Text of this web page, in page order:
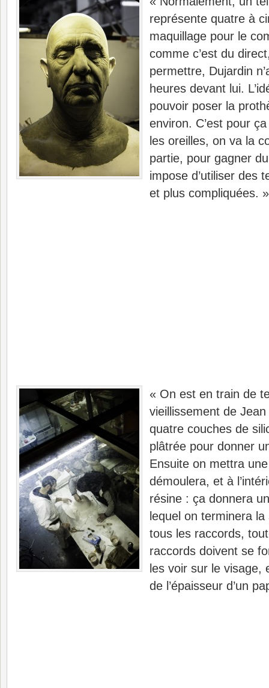
représente quatre à
maquillage pour le
comme c’est du
permettre, Dujardin
heures devant lui.
pouvoir poser la
environ. C’est pour
les oreilles, on va la
partie, pour gagner
impose d’utiliser des
et plus compliquées. »
« On est en train de
vieillissement de
quatre couches de
plâtrée pour donner
Ensuite on mettra
démoulera, et à
résine : ça donnera
lequel on terminera
tous les raccords,
raccords doivent se
les voir sur le visage,
de l’épaisseur d’un